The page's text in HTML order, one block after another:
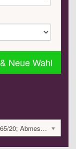
Neue Wahl
Typen: für Hochtemperatur Heizsystem - 75/65/20; Abmessungen: 1800x420x60; 584 Watt:; 1333.79 €